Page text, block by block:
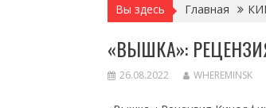
Вы здесь Главная
«ВЫШКА»:
26.08.2022 WHEREMINSK